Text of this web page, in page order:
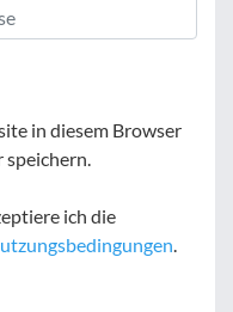
in diesem Browser
speichern.
ich die
.